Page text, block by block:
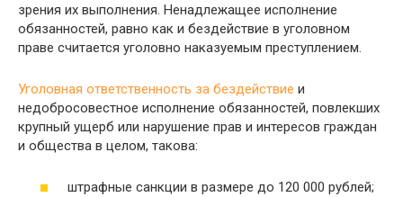
зрения их выполнения. Ненадлежащее исполнение
обязанностей, равно как и бездействие в уголовном
праве считается уголовно наказуемым преступлением.
Уголовная ответственность за бездействие и
недобросовестное исполнение обязанностей, повлекших
крупный ущерб или нарушение прав и интересов граждан
и общества в целом, такова:
штрафные санкции в размере до 120 000 рублей;